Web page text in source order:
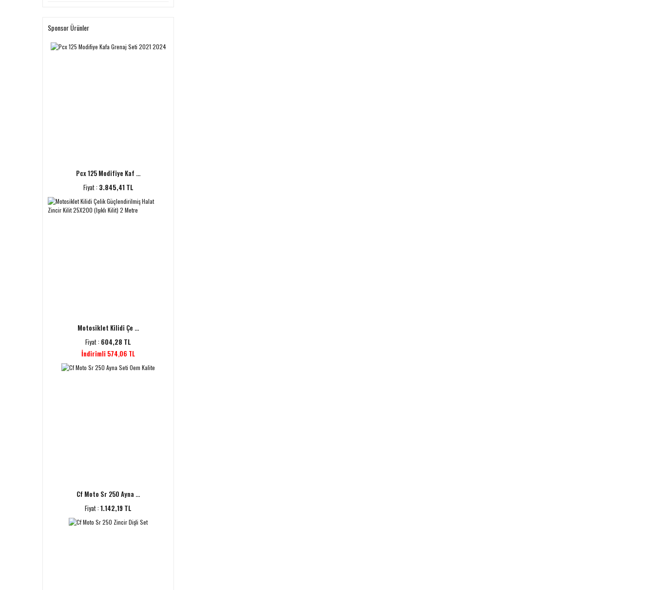
Sponsor Ürünler
Pcx 125 Modifiye Kaf ...
Fiyat : 3.845,41 TL
Motosiklet Kilidi Çe ...
Fiyat : 604,28 TL
İndirimli 574,06 TL
Cf Moto Sr 250 Ayna ...
Fiyat : 1.142,19 TL